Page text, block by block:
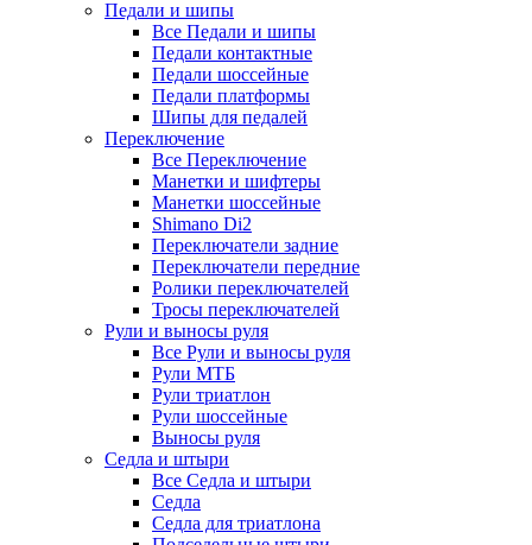
Педали и шипы
Все Педали и шипы
Педали контактные
Педали шоссейные
Педали платформы
Шипы для педалей
Переключение
Все Переключение
Манетки и шифтеры
Манетки шоссейные
Shimano Di2
Переключатели задние
Переключатели передние
Ролики переключателей
Тросы переключателей
Рули и выносы руля
Все Рули и выносы руля
Рули МТБ
Рули триатлон
Рули шоссейные
Выносы руля
Седла и штыри
Все Седла и штыри
Седла
Седла для триатлона